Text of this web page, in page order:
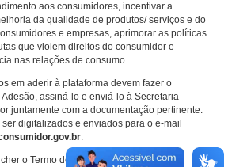
aos consumidores, incentivar a
da qualidade de produtos/ serviços e do
e empresas, aprimorar as políticas
que violem direitos do consumidor e
nas relações de consumo.
em aderir à plataforma devem fazer o
assiná-lo e enviá-lo à Secretaria
juntamente com a documentação pertinente.
digitalizados e enviados para o e-mail
.
o Termo de Adesão.